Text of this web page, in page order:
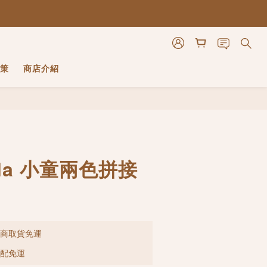
商店介紹
小童兩色拼接
取貨免運
免運